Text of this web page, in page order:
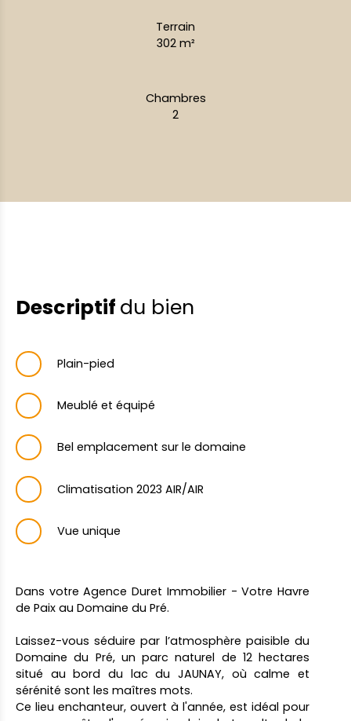
Terrain
302 m²
Chambres
2
Descriptif du bien
Plain-pied
Meublé et équipé
Bel emplacement sur le domaine
Climatisation 2023 AIR/AIR
Vue unique
Dans votre Agence Duret Immobilier - Votre Havre
de Paix au Domaine du Pré.
Laissez-vous séduire par l’atmosphère paisible du
Domaine du Pré, un parc naturel de 12 hectares
situé au bord du lac du JAUNAY, où calme et
sérénité sont les maîtres mots.
Ce lieu enchanteur, ouvert à l'année, est idéal pour